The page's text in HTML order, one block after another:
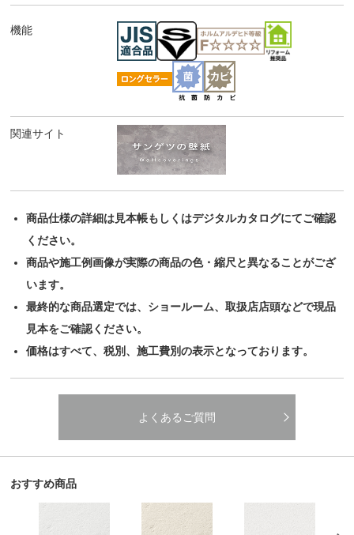
機能
関連サイト
商品仕様の詳細は見本帳もしくはデジタルカタログにてご確認
ください。
商品や施工例画像が実際の商品の色・縮尺と異なることがござ
います。
最終的な商品選定では、ショールーム、取扱店店頭などで現品
見本をご確認ください。
価格はすべて、税別、施工費別の表示となっております。
よくあるご質問
おすすめ商品